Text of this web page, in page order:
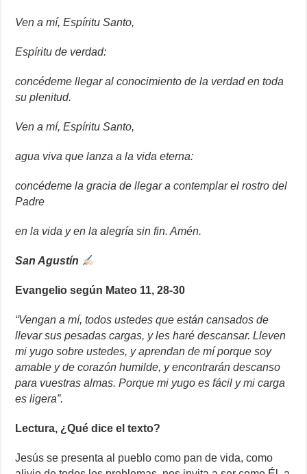
Ven a mí, Espíritu Santo,
Espíritu de verdad:
concédeme llegar al conocimiento de la verdad en toda
su plenitud.
Ven a mí, Espíritu Santo,
agua viva que lanza a la vida eterna:
concédeme la gracia de llegar a contemplar el rostro del
Padre
en la vida y en la alegría sin fin. Amén.
San Agustín
Evangelio según Mateo 11, 28-30
“Vengan a mí, todos ustedes que están cansados ​​de
llevar sus pesadas cargas, y les haré descansar. Lleven
mi yugo sobre ustedes, y aprendan de mí porque soy
amable y de corazón humilde, y encontrarán descanso
para vuestras almas. Porque mi yugo es fácil y mi carga
es ligera”.
Lectura, ¿Qué dice el texto?
Jesús se presenta al pueblo como pan de vida, como